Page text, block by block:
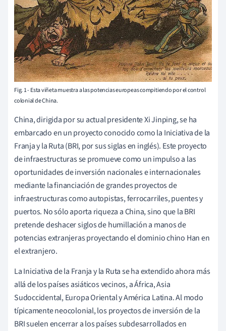
Fig. 1 - Esta viñeta muestra a las potencias europeas compitiendo por el control
colonial de China.
China, dirigida por su actual presidente Xi Jinping, se ha
embarcado en un proyecto conocido como la Iniciativa de la
Franja y la Ruta (BRI, por sus siglas en inglés). Este proyecto
de infraestructuras se promueve como un impulso a las
oportunidades de inversión nacionales e internacionales
mediante la financiación de grandes proyectos de
infraestructuras como autopistas, ferrocarriles, puentes y
puertos. No sólo aporta riqueza a China, sino que la BRI
pretende deshacer siglos de humillación a manos de
potencias extranjeras proyectando el dominio chino Han en
el extranjero.
La Iniciativa de la Franja y la Ruta se ha extendido ahora más
allá de los países asiáticos vecinos, a África, Asia
Sudoccidental, Europa Oriental y América Latina. Al modo
típicamente neocolonial, los proyectos de inversión de la
BRI suelen encerrar a los países subdesarrollados en